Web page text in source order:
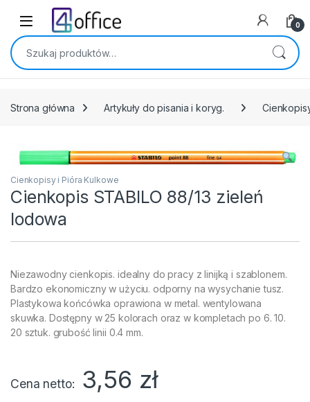
Skip to navigation
Skip to content
0
Szukaj:
Strona główna Artykuły do pisania i koryg.
Cienkopisy i Pióra Kulkowe
Cienkopis STABILO 88/13 zieleń
lodowa
Niezawodny cienkopis. idealny do pracy z linijką i szablonem.
Bardzo ekonomiczny w użyciu. odporny na wysychanie tusz.
Plastykowa końcówka oprawiona w metal. wentylowana
skuwka. Dostępny w 25 kolorach oraz w kompletach po 6. 10.
20 sztuk. grubość linii 0.4 mm.
Cena netto 3,56 zł